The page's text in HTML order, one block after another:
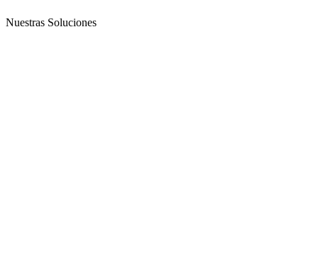
Nuestras Soluciones